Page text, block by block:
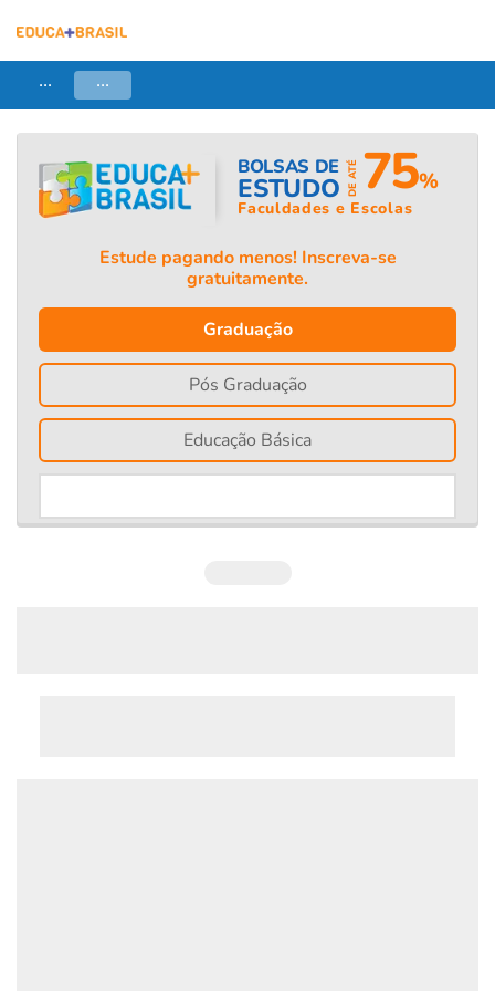
... ...
BOLSAS DE
ESTUDO DE ATÉ 75%
Faculdades e Escolas
Estude pagando menos! Inscreva-se
gratuitamente.
Graduação
Pós Graduação
Educação Básica